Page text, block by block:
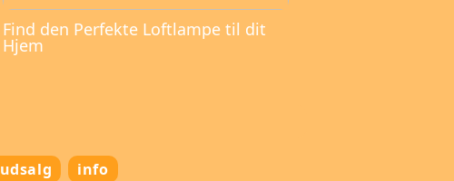
Find den Perfekte Loftlampe til dit
Hjem
udsalg info